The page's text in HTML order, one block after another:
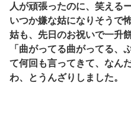
人が頑張ったのに、笑える
いつか嫌な姑になりそうで
姑も、先日のお祝いで一升
「曲がってる曲がってる、
て何回も言ってきて、なん
わ、とうんざりしました。